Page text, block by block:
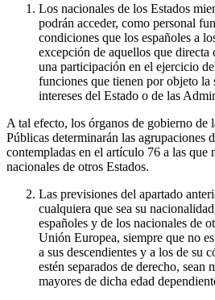
Los nacionales de los Estados
podrán acceder, como personal
condiciones que los españoles a
excepción de aquellos que
una participación en el ejercicio
funciones que tienen por objeto la
intereses del Estado o de las
A tal efecto, los órganos de gobierno de
Públicas determinarán las agrupaciones
contempladas en el artículo 76 a las que
nacionales de otros Estados.
Las previsiones del apartado
cualquiera que sea su
españoles y de los nacionales de
Unión Europea, siempre que no
a sus descendientes y a los de su
estén separados de derecho, sean
mayores de dicha edad